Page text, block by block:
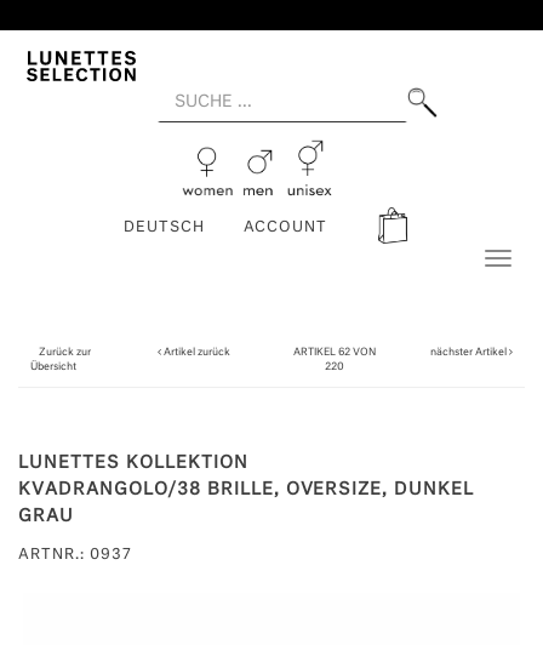
DEUTSCH ACCOUNT
Zurück zur
Übersicht
Artikel zurück
ARTIKEL 62 VON
220
nächster Artikel
LUNETTES KOLLEKTION
KVADRANGOLO/38 BRILLE, OVERSIZE, DUNKEL
GRAU
ARTNR.: 0937